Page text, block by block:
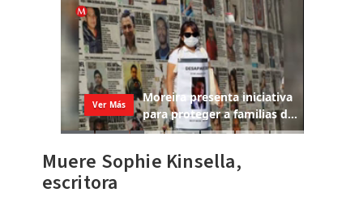
Muere Sophie Kinsella,
escritora